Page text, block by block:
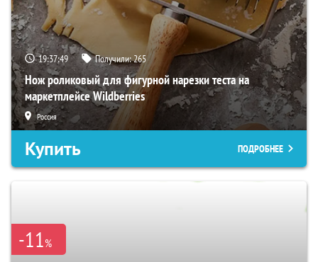
19:37:48 Получили:265
Нож роликовый для фигурной нарезки теста на
маркетплейсе Wildberries
Россия
Купить ПОДРОБНЕЕ
-11%